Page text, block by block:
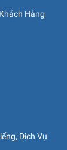
Hàng
Dịch Vụ